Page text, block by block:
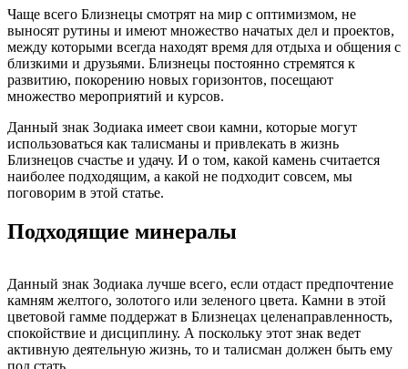
Чаще всего Близнецы смотрят на мир с оптимизмом, не
выносят рутины и имеют множество начатых дел и проектов,
между которыми всегда находят время для отдыха и общения с
близкими и друзьями. Близнецы постоянно стремятся к
развитию, покорению новых горизонтов, посещают
множество мероприятий и курсов.
Данный знак Зодиака имеет свои камни, которые могут
использоваться как талисманы и привлекать в жизнь
Близнецов счастье и удачу. И о том, какой камень считается
наиболее подходящим, а какой не подходит совсем, мы
поговорим в этой статье.
Подходящие минералы
Данный знак Зодиака лучше всего, если отдаст предпочтение
камням желтого, золотого или зеленого цвета. Камни в этой
цветовой гамме поддержат в Близнецах целенаправленность,
спокойствие и дисциплину. А поскольку этот знак ведет
активную деятельную жизнь, то и талисман должен быть ему